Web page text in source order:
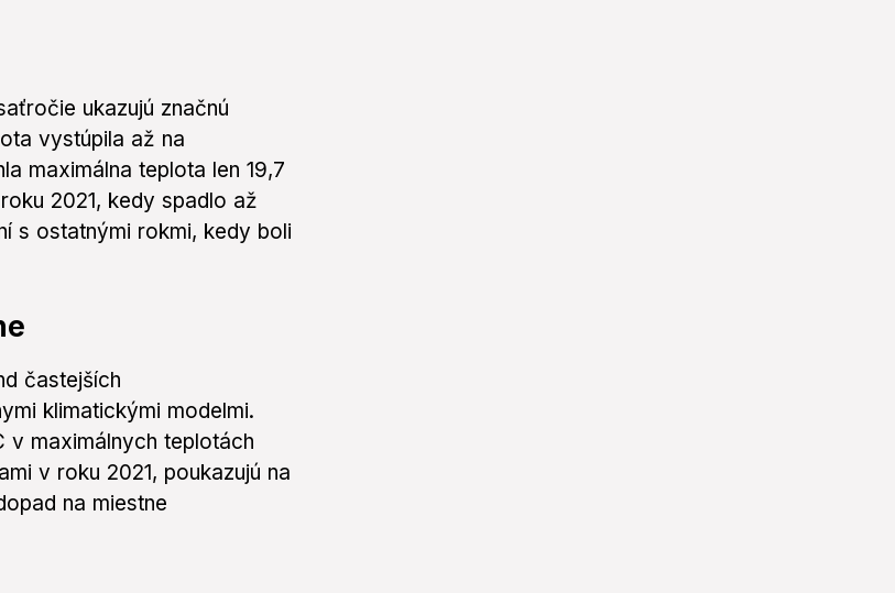
ukazujú značnú
vystúpila až na
maximálna teplota len 19,7
2021, kedy spadlo až
s ostatnými rokmi, kedy boli
častejších
klimatickými modelmi.
v maximálnych teplotách
v roku 2021, poukazujú na
na miestne